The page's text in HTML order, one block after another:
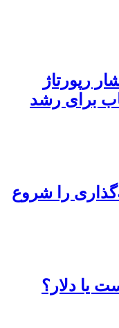
رپورتاژ
برای رشد
را شروع
یا دلار؟